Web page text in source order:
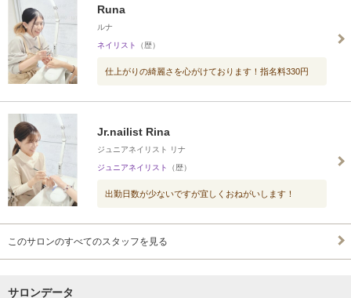
Runa
ルナ
ネイリスト （歴）
仕上がりの綺麗さを心がけております！指名料330円
Jr.nailist Rina
ジュニアネイリスト リナ
ジュニアネイリスト （歴）
出勤日数が少ないですが宜しくおねがいします！
このサロンのすべてのスタッフを見る
サロンデータ